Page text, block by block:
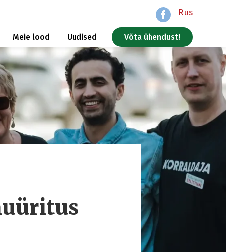
Rus
Meie lood Uudised Võta ühendust!